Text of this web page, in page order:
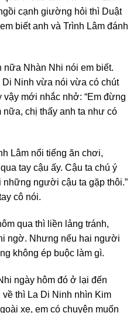
cạnh giường hỏi thì Duật
biết anh và Trình Lâm đánh
nữa Nhàn Nhi nói em biết.
Di Ninh vừa nói vừa có chút
vậy mới nhắc nhở: “Em đừng
chị thấy anh ta như có
Lâm nổi tiếng ăn chơi,
tay cậu ấy. Cậu ta chú ý
người cậu ta gặp thôi.”
cô nói.
qua thì liền lảng tránh,
ngờ. Nhưng nếu hai người
không ép buộc làm gì.
ngày hôm đó ở lại đến
thì La Di Ninh nhìn Kim
xe, em có chuyện muốn